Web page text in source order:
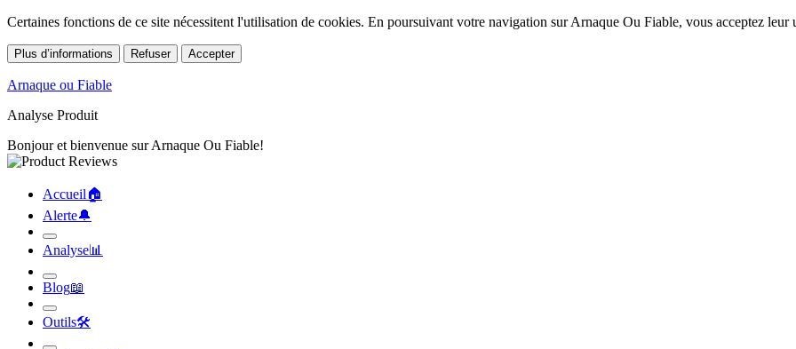
Certaines fonctions de ce site nécessitent l'utilisation de cookies. En poursuivant votre navigation sur Arnaque Ou Fiable, vous acceptez leur
Plus d’informations Refuser Accepter
Arnaque ou Fiable
Analyse Produit
Bonjour et bienvenue sur Arnaque Ou Fiable!
Accueil🏠︎
Alerte🔔︎
Analyse📊︎
Blog📖︎
Outils🛠︎